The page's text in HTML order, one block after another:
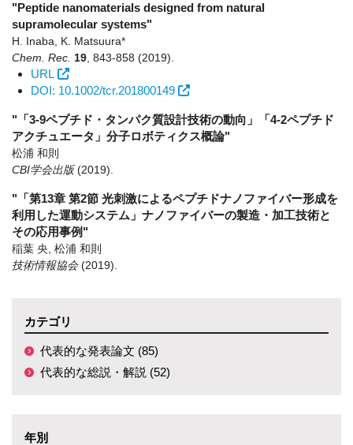
"Peptide nanomaterials designed from natural
supramolecular systems"
H. Inaba, K. Matsuura*
Chem. Rec. 19 843-858 (2019)
URL
DOI: 10.1002/tcr.201800149
"「3-9ペプチド・タンパク質設計技術の動向」「4-2ペプチド
アクチュエータ」分子ロボティクス概論"
松浦 和則
CBI学会出版 (2019)
"「第13章 第2節 光刺激によるペプチドナノファイバー形成を
利用した運動システム」ナノファイバーの製造・加工技術と
その応用事例"
稲葉 央, 松浦 和則
技術情報協会 (2019)
カテゴリ
代表的な発表論文 (85)
代表的な総説・解説 (52)
年別